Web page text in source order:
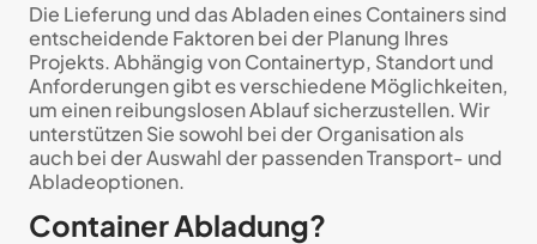
Die Lieferung und das Abladen eines Containers sind
entscheidende Faktoren bei der Planung Ihres
Projekts. Abhängig von Containertyp, Standort und
Anforderungen gibt es verschiedene Möglichkeiten,
um einen reibungslosen Ablauf sicherzustellen. Wir
unterstützen Sie sowohl bei der Organisation als
auch bei der Auswahl der passenden Transport- und
Abladeoptionen.
Container Abladung?